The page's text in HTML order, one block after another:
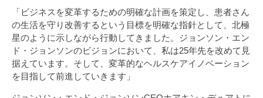
「ビジネスを変革するための明確な計画を策定し、患者さん
の生活を守り改善するという目標を明確な指針として、北極
星のように示しながら行動してきました。ジョンソン・エン
ド・ジョンソンのビジョンにおいて、私は25年先を改めて見
据えています。そして、変革的なヘルスケアイノベーション
を目指して前進していきます」